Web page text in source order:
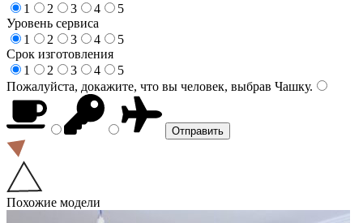
1
2 3 4
5
Уровень сервиса
1
2 3 4
5
Срок изготовления
1
2 3 4
5
Пожалуйста, докажите, что вы человек, выбрав Чашку.
Похожие модели